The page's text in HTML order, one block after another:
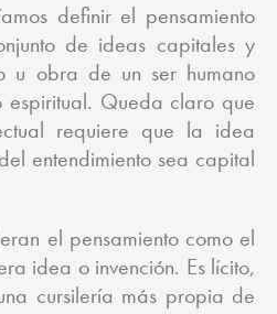
definir el pensamiento
de ideas capitales y
u obra de un ser humano
espiritual. Queda claro que
requiere que la idea
entendimiento sea capital
el pensamiento como el
idea o invención. Es lícito,
cursilería más propia de